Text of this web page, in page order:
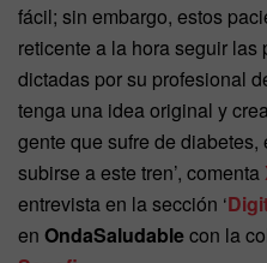
fácil; sin embargo, estos
reticente a la hora seguir
dictadas por su profesional
tenga una idea original y
gente que sufre de
subirse a este tren’, comenta
entrevista en la sección ‘
en OndaSaludablecon la